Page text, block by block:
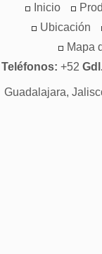
Inicio
Ubicación
Mapa
Teléfonos: +52
Guadalajara,